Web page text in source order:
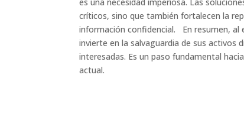
críticos, sino que también fortalecen la
información confidencial. En resumen, al
invierte en la salvaguardia de sus activos
interesadas. Es un paso fundamental
actual.